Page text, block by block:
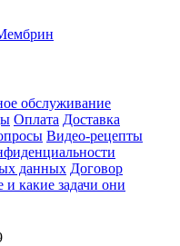
обслуживание
Оплата Доставка
Видео-рецепты
данных Договор
и какие задачи они